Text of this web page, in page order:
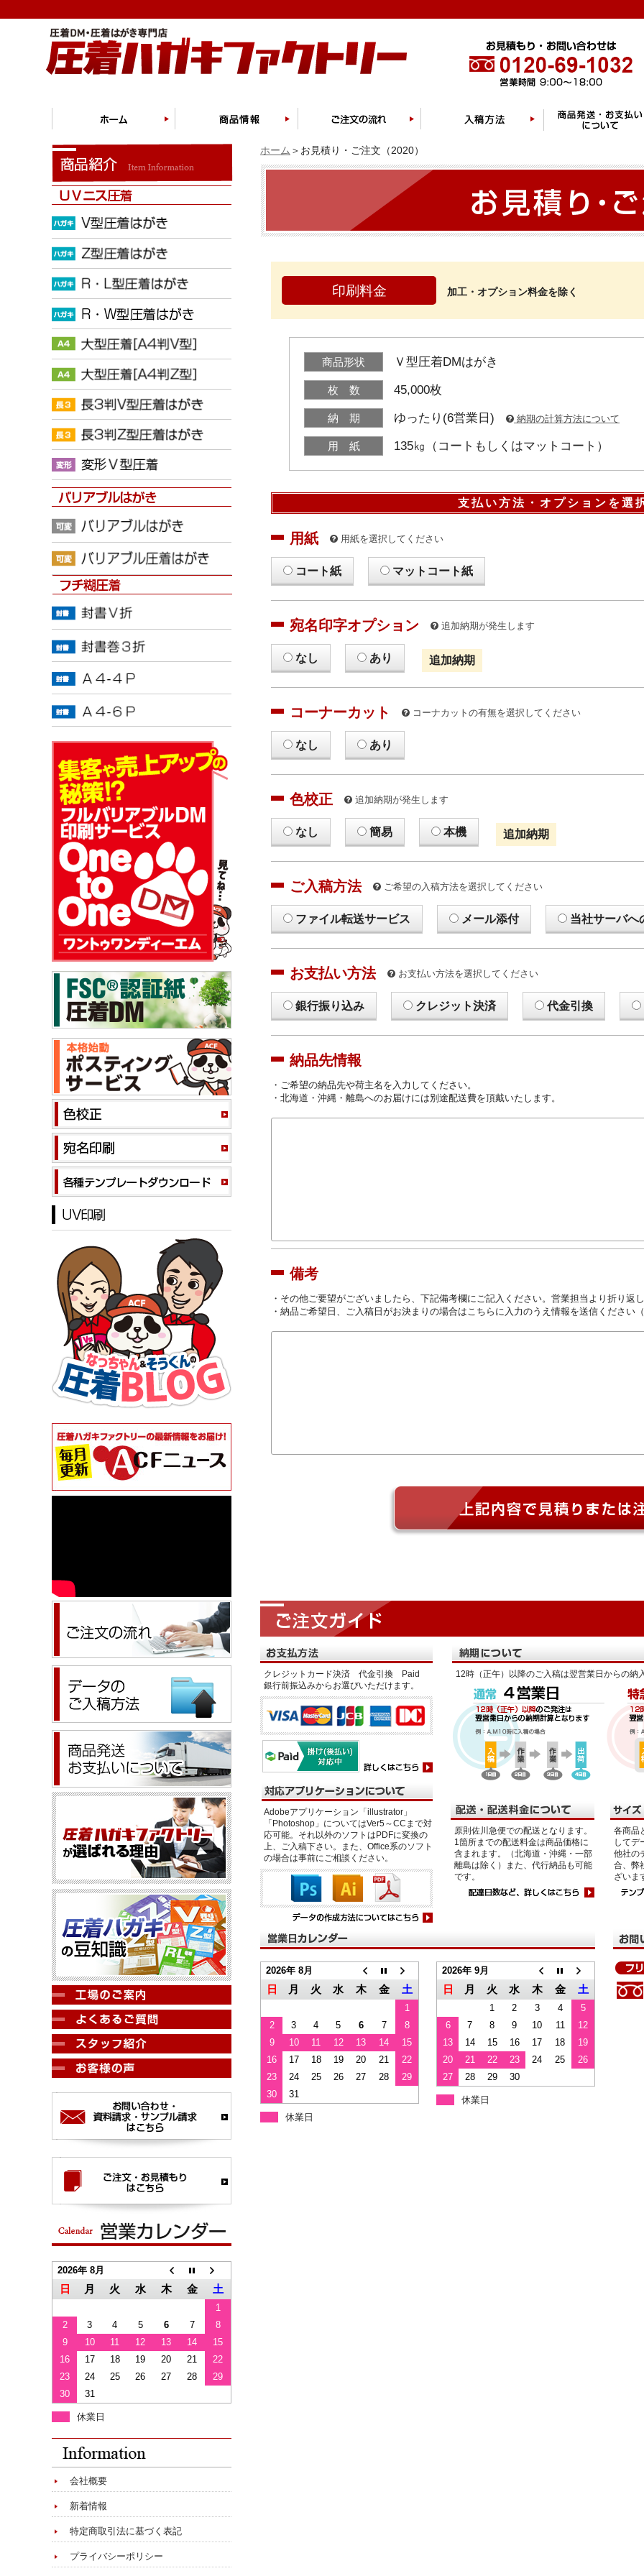
ホーム ＞お見積り・ご注文（2020）
印刷料金 加工・オプション料金を除く
商品形状 Ｖ型圧着DMはがき
枚 数 45,000枚
納 期 ゆったり(6営業日) 納期の計算方法について
用 紙 135㎏（コートもしくはマットコート）
支払い方法・オプションを選
用紙 用紙を選択してください
コート紙 マットコート紙
宛名印字オプション 追加納期が発生します
なし あり 追加納期
コーナーカット コーナカットの有無を選択してください
なし あり
色校正 追加納期が発生します
なし 簡易 本機 追加納期
ご入稿方法 ご希望の入稿方法を選択してください
ファイル転送サービス メール添付 当社サーバへ
お支払い方法 お支払い方法を選択してください
銀行振り込み クレジット決済 代金引換
納品先情報
・ご希望の納品先や荷主名を入力してください。
・北海道・沖縄・離島へのお届けには別途配送費を頂戴いたします。
備考
・その他ご要望がございましたら、下記備考欄にご記入ください。営業担当より折り返
・納品ご希望日、ご入稿日がお決まりの場合はこちらに入力のうえ情報を送信ください
クレジットカード決済 代金引換 Paid
銀行前振込みからお選びいただけます。
12時（正午）以降のご入稿は翌営業日からの納
Adobeアプリケーション「illustrator」
「Photoshop」についてはVer5～CCまで対
応可能。それ以外のソフトはPDFに変換の
上、ご入稿下さい。また、Office系のソフト
の場合は事前にご相談ください。
原則佐川急便での配送となります。
1箇所までの配送料金は商品価格に
含まれます。（北海道・沖縄・一部
離島は除く）また、代行納品も可能
です。
各商品
してデ
他社の
合、弊
ざいま
2026年 8月
日 月 火 水 木 金 土
1
2
3 4 5 6 7
8
9
10 11 12 13 14
15
16
17 18 19 20 21
22
23
24 25 26 27 28
29
30
31
休業日
2026年 9月
日 月 火 水 木 金 土
1 2 3 4
5
6
7 8 9 10 11
12
13
14 15 16 17 18
19
20
21 22 23 24 25
26
27
28 29 30
休業日
2026年 8月
日 月 火 水 木 金 土
1
2
3 4 5 6 7
8
9
10 11 12 13 14
15
16
17 18 19 20 21
22
23
24 25 26 27 28
29
30
31
休業日
会社概要
新着情報
特定商取引法に基づく表記
プライバシーポリシー